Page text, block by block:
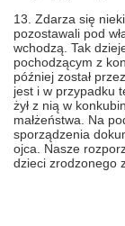
13. Zdarza się
pozostawali pod
wchodzą. Tak
pochodzącym z
później został
jest i w przypadku
żył z nią w
małżeństwa. Na
sporządzenia
ojca. Nasze
dzieci zrodzonego